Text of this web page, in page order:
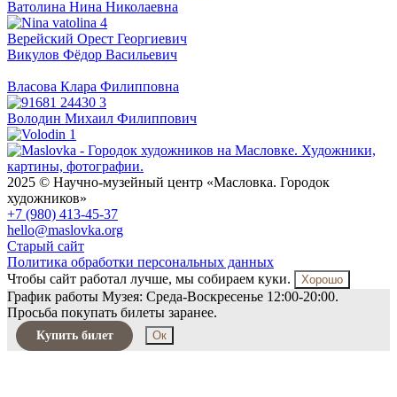
Ватолина Нина Николаевна
Верейский Орест Георгиевич
Викулов Фёдор Васильевич
Власова Клара Филипповна
Володин Михаил Филиппович
2025 © Научно-музейный центр «Масловка. Городок
художников»
+7 (980) 413-45-37
hello@maslovka.org
Старый сайт
Политика обработки персональных данных
Чтобы сайт работал лучше, мы собираем куки.
Хорошо
График работы Музея: Среда-Воскресенье 12:00-20:00.
Просьба покупать билеты заранее.
Купить билет Ок